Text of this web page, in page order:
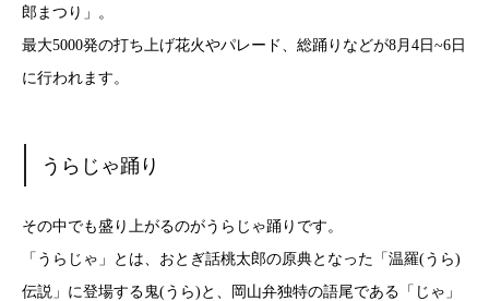
郎まつり」。
最大5000発の打ち上げ花火やパレード、総踊りなどが8月4日~6日
に行われます。
うらじゃ踊り
その中でも盛り上がるのがうらじゃ踊りです。
「うらじゃ」とは、おとぎ話桃太郎の原典となった「温羅(うら)
伝説」に登場する鬼(うら)と、岡山弁独特の語尾である「じゃ」